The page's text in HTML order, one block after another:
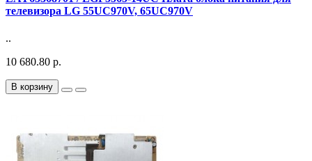
телевизора LG 55UC970V, 65UC970V
..
10 680.80 р.
В корзину